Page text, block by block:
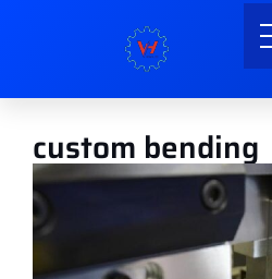
custom bending